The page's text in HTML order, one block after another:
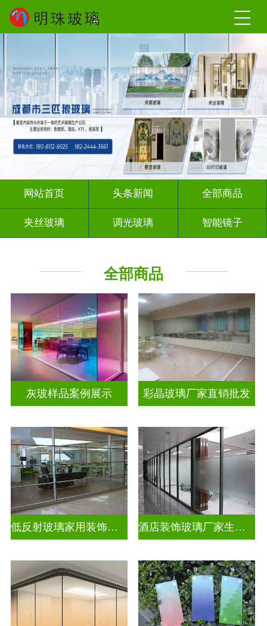
网站首页 头条新闻 全部商品
夹丝玻璃 调光玻璃 智能镜子
其它玻璃
全部商品
灰玻样品案例展示 彩晶玻璃厂家直销批发
低反射玻璃家用装饰玻璃 酒店装饰玻璃厂家生产安装